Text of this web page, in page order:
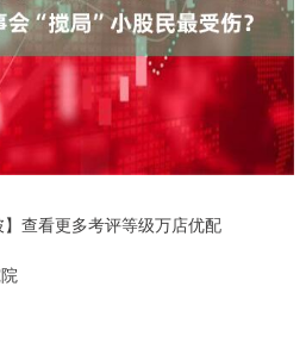
查看更多考评等级万店优配